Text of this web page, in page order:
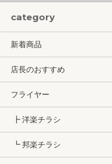
ログイン
category
新着商品
店長のおすすめ
フライヤー
┣ 洋楽チラシ
┗ 邦楽チラシ